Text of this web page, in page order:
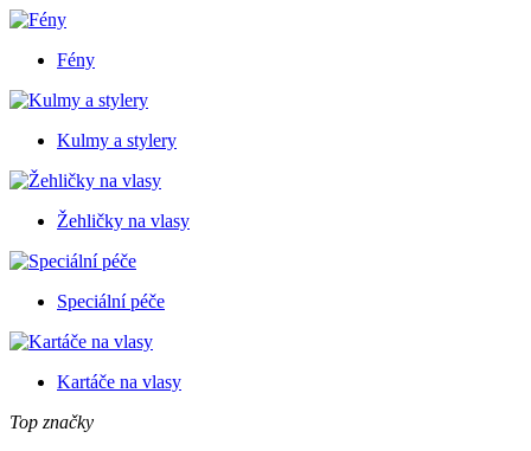
Fény
Kulmy a stylery
Žehličky na vlasy
Speciální péče
Kartáče na vlasy
Top značky